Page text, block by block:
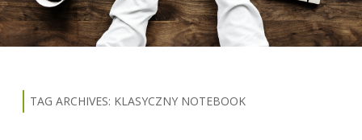
TAG ARCHIVES: KLASYCZNY NOTEBOOK